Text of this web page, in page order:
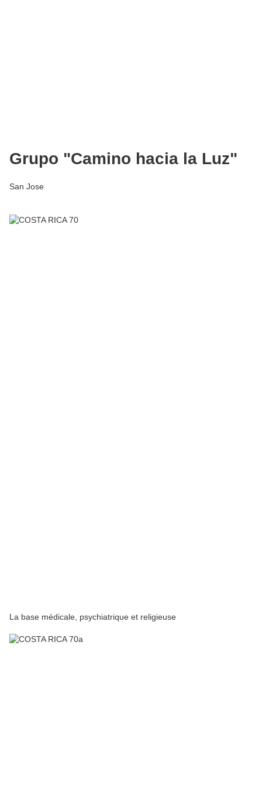
Grupo "Camino hacia la Luz"
San Jose
La base médicale, psychiatrique et religieuse